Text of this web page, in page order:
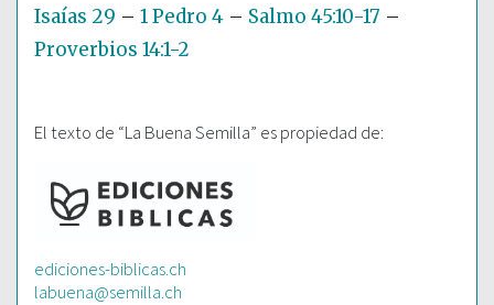
Isaías 29 – 1 Pedro 4 – Salmo 45:10-17 –
Proverbios 14:1-2
El texto de “La Buena Semilla” es propiedad de:
ediciones-biblicas.ch
labuena@semilla.ch